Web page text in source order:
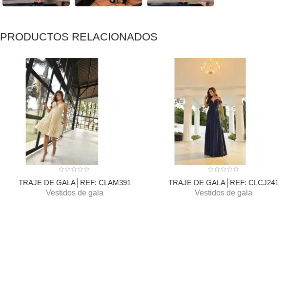
PRODUCTOS RELACIONADOS
TRAJE DE GALA│REF: CLAM391
Vestidos de gala
TRAJE DE GALA│REF: CLCJ241
Vestidos de gala